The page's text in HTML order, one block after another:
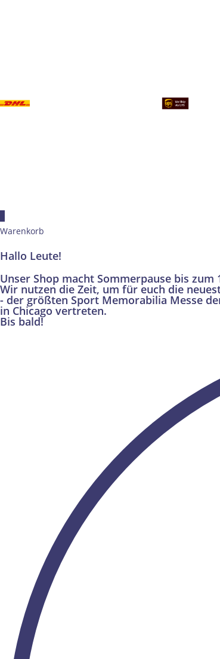
Warenkorb
Hallo Leute!
Unser Shop macht Sommerpause bis zum
Wir nutzen die Zeit, um für euch die
- der größten Sport Memorabilia Messe
in Chicago vertreten.
Bis bald!